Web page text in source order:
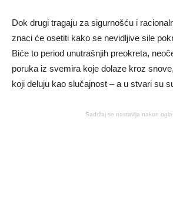
Dok drugi tragaju za sigurnošću i
znaci će osetiti kako se nevidljive sile
Biće to period unutrašnjih preokreta,
poruka iz svemira koje dolaze kroz
koji deluju kao slučajnost – a u stvari su
Sadržaj se nastavlja nakon